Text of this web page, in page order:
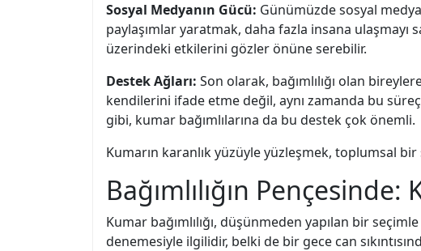
Sosyal Medyanın Gücü: Günümüzde sosyal
paylaşımlar yaratmak, daha fazla insana
üzerindeki etkilerini gözler önüne serebilir.
Destek Ağları: Son olarak, bağımlılığı olan
kendilerini ifade etme değil, aynı zamanda bu
gibi, kumar bağımlılarına da bu destek çok önemli.
Kumarın karanlık yüzüyle yüzleşmek, toplumsal
Bağımlılığın
Kumar bağımlılığı, düşünmeden yapılan bir
denemesiyle ilgilidir, belki de bir gece can